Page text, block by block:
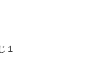
１